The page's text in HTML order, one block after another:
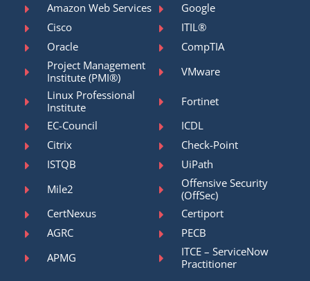
Amazon Web Services
Google
Cisco
ITIL®
Oracle
CompTIA
Project Management
Institute (PMI®)
VMware
Linux Professional
Institute
Fortinet
EC-Council
ICDL
Citrix
Check-Point
ISTQB
UiPath
Mile2
Offensive Security
(OffSec)
CertNexus
Certiport
AGRC
PECB
APMG
ITCE – ServiceNow
Practitioner